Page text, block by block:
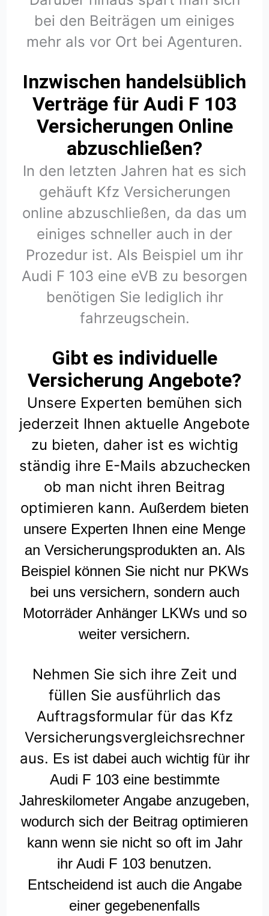
bei den Beiträgen um einiges
mehr als vor Ort bei Agenturen.
Inzwischen handelsüblich
Verträge für Audi F 103
Versicherungen Online
abzuschließen?
In den letzten Jahren hat es sich
gehäuft Kfz Versicherungen
online abzuschließen, da das um
einiges schneller auch in der
Prozedur ist. Als Beispiel um ihr
Audi F 103 eine eVB zu besorgen
benötigen Sie lediglich ihr
fahrzeugschein.
Gibt es individuelle
Versicherung Angebote?
Unsere Experten bemühen sich
jederzeit Ihnen aktuelle Angebote
zu bieten, daher ist es wichtig
ständig ihre E-Mails abzuchecken
ob man nicht ihren Beitrag
optimieren kann. Außerdem bieten
unsere Experten Ihnen eine Menge
an Versicherungsprodukten an. Als
Beispiel können Sie nicht nur PKWs
bei uns versichern, sondern auch
Motorräder Anhänger LKWs und so
weiter versichern.
Nehmen Sie sich ihre Zeit und
füllen Sie ausführlich das
Auftragsformular für das Kfz
Versicherungsvergleichsrechner
aus. Es ist dabei auch wichtig für ihr
Audi F 103 eine bestimmte
Jahreskilometer Angabe anzugeben,
wodurch sich der Beitrag optimieren
kann wenn sie nicht so oft im Jahr
ihr Audi F 103 benutzen.
Entscheidend ist auch die Angabe
einer gegebenenfalls